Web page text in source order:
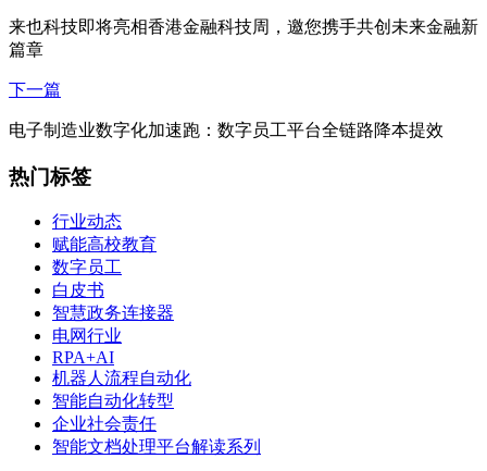
来也科技即将亮相香港金融科技周，邀您携手共创未来金融新
篇章
下一篇
电子制造业数字化加速跑：数字员工平台全链路降本提效
热门标签
行业动态
赋能高校教育
数字员工
白皮书
智慧政务连接器
电网行业
RPA+AI
机器人流程自动化
智能自动化转型
企业社会责任
智能文档处理平台解读系列